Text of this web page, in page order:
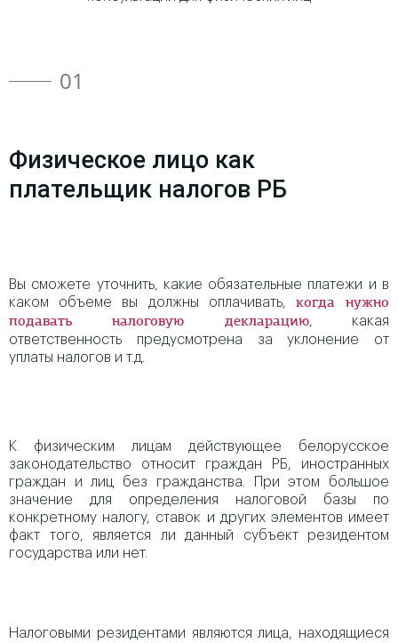
01
Физическое лицо как
плательщик налогов РБ
Вы сможете уточнить, какие обязательные платежи и в
каком объеме вы должны оплачивать, когда нужно
подавать налоговую декларацию, какая
ответственность предусмотрена за уклонение от
уплаты налогов и т.д.
К физическим лицам действующее белорусское
законодательство относит граждан РБ, иностранных
граждан и лиц без гражданства. При этом большое
значение для определения налоговой базы по
конкретному налогу, ставок и других элементов имеет
факт того, является ли данный субъект резидентом
государства или нет.
Налоговыми резидентами являются лица, находящиеся